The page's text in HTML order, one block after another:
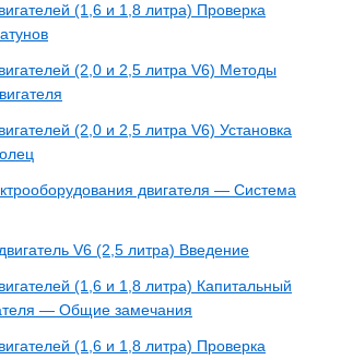
(1,6 и 1,8 литра) Проверка
(2,0 и 2,5 литра V6) Методы
(2,0 и 2,5 литра V6) Установка
двигателя — Система
V6 (2,5 литра) Введение
(1,6 и 1,8 литра) Капитальный
— Общие замечания
(1,6 и 1,8 литра) Проверка